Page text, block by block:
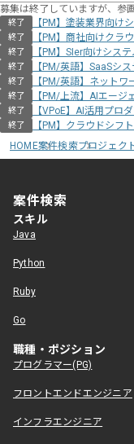
募集は終了していますが、参
終了 【PM】塗装業界向け
終了 【PM】商社向けクラ
終了 【PM】SIer向けシス
終了 【PM/英語】SaaSシ
終了 【PM/英語】ネットワ
終了 【PM/上流】AIエージ
終了 【VPoE】AI活用プロ
終了
【PM】クラウドシフ
HOME案件検索プロジェク
案件検索
スキル
Java
Python
Ruby
Go
職種・ポジション
プログラマー(PG)
フロントエンドエンジニア
インフラエンジニア